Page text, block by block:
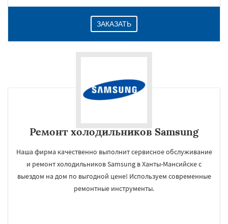
ЗАКАЗАТЬ
Ремонт холодильников Samsung
Наша фирма качественно выполнит сервисное обслуживание
и ремонт холодильников Samsung в Ханты-Мансийске с
выездом на дом по выгодной цене! Используем современные
ремонтные инструменты.